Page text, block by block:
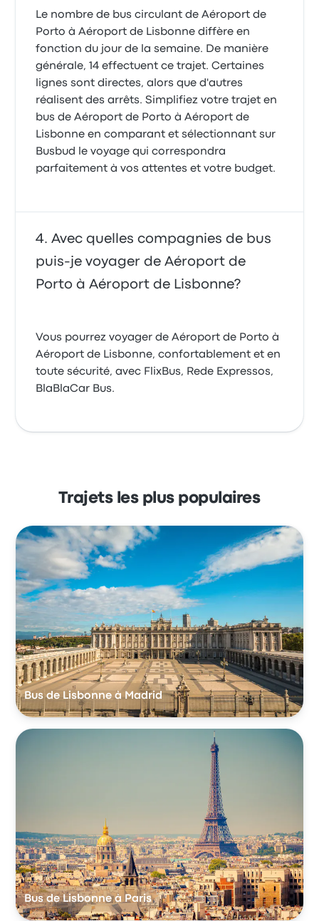
Le nombre de bus circulant de Aéroport de
Porto à Aéroport de Lisbonne diffère en
fonction du jour de la semaine. De manière
générale, 14 effectuent ce trajet. Certaines
lignes sont directes, alors que d'autres
réalisent des arrêts. Simplifiez votre trajet en
bus de Aéroport de Porto à Aéroport de
Lisbonne en comparant et sélectionnant sur
Busbud le voyage qui correspondra
parfaitement à vos attentes et votre budget.
Avec quelles compagnies de bus
puis-je voyager de Aéroport de
Porto à Aéroport de Lisbonne?
Vous pourrez voyager de Aéroport de Porto à
Aéroport de Lisbonne, confortablement et en
toute sécurité, avec FlixBus, Rede Expressos,
BlaBlaCar Bus.
Trajets les plus populaires
Bus de Lisbonne à Madrid
Bus de Lisbonne à Paris